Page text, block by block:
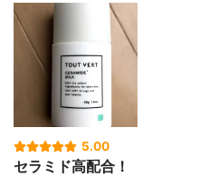
5.00
セラミド高配合！